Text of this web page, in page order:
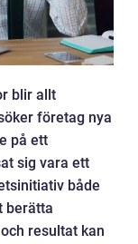
blir allt
företag nya
på ett
sig vara ett
både
berätta
resultat kan